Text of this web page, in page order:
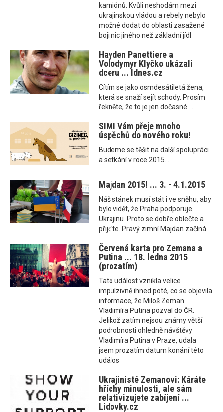
kamiónů. Kvůli neshodám mezi
ukrajinskou vládou a rebely nebylo
možné dodat do oblasti zasažené
boji nic jiného než základní jídl
Hayden Panettiere a
Volodymyr Klyčko ukázali
dceru ... Idnes.cz
Cítím se jako osmdesátiletá žena,
která se snaží sejít schody. Prosím
řekněte, že to je jen dočasné. ...
SIMI Vám přeje mnoho
úspěchů do nového roku!
Budeme se těšit na další spolupráci
a setkání v roce 2015.​..
Majdan 2015! ... 3. - 4.1.2015
Náš stánek musí stát i ve sněhu, aby
bylo vidět, že Praha podporuje
Ukrajinu. Proto se dobře oblečte a
přijďte. Pravý zimní Majdan začíná.
Červená karta pro Zemana a
Putina ... 18. ledna 2015
(prozatím)
Tato událost vznikla velice
impulzivně ihned poté, co se objevila
informace, že Miloš Zeman
Vladimíra Putina pozval do ČR.
Jelikož zatím nejsou známy větší
podrobnosti ohledně návštěvy
Vladimíra Putina v Praze, udala
jsem prozatím datum konání této
událos
Ukrajinisté Zemanovi: Káráte
hříchy minulosti, ale sám
relativizujete zabíjení ...
Lidovky.cz